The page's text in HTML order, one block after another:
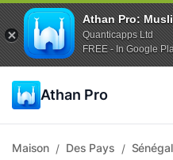
Athan Pro:
Quanticapps Ltd
FREE - In Google
Athan Pro
Maison / Des Pays / Sénégal